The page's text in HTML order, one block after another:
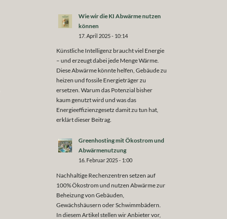
Wie wir die KI Abwärme nutzen
können
17. April 2025 - 10:14
Künstliche Intelligenz braucht viel Energie
– und erzeugt dabei jede Menge Wärme.
Diese Abwärme könnte helfen, Gebäude zu
heizen und fossile Energieträger zu
ersetzen. Warum das Potenzial bisher
kaum genutzt wird und was das
Energieeffizienzgesetz damit zu tun hat,
erklärt dieser Beitrag.
Greenhosting mit Ökostrom und
Abwärmenutzung
16. Februar 2025 - 1:00
Nachhaltige Rechenzentren setzen auf
100% Ökostrom und nutzen Abwärme zur
Beheizung von Gebäuden,
Gewächshäusern oder Schwimmbädern.
In diesem Artikel stellen wir Anbieter vor,